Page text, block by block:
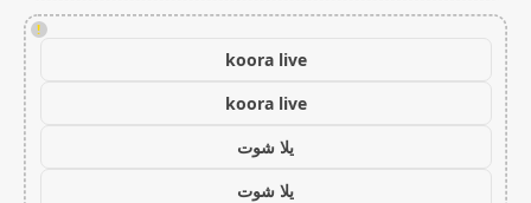
!
koora live
koora live
يلا شوت
يلا شوت